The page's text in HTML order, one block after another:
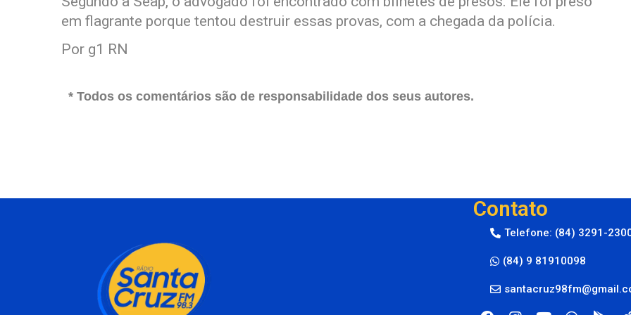
em flagrante porque tentou destruir essas provas, com a chegada da polícia.
Por g1 RN
* Todos os comentários são de responsabilidade dos seus autores.
Contato
Telefone: (84) 3291-
(84) 9 81910098